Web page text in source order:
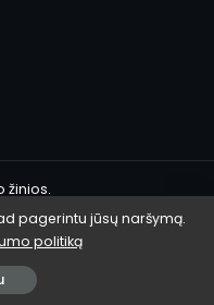
žinios.
pagerintu jūsų naršymą.
politiką